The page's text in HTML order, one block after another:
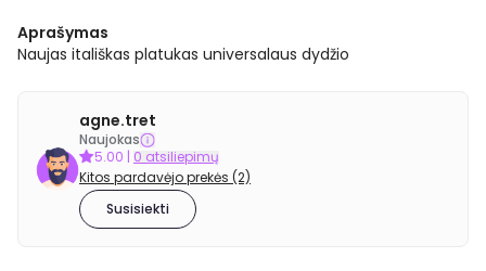
Aprašymas
Naujas itališkas platukas universalaus dydžio
agne.tret
Naujokas
5.00 | 0 atsiliepimų
Kitos pardavėjo prekės (2)
Susisiekti